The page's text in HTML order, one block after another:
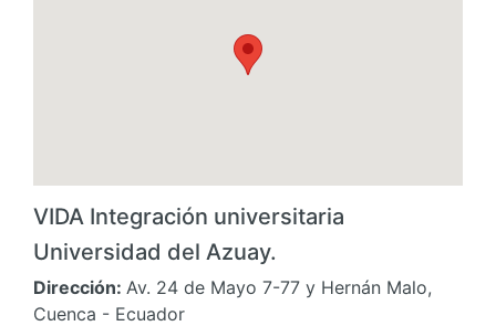
VIDA Integración universitaria
Universidad del Azuay.
Dirección: Av. 24 de Mayo 7-77 y Hernán Malo,
Cuenca - Ecuador